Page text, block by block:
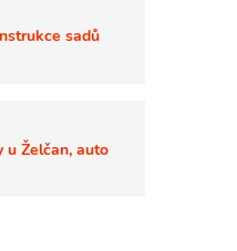
sadů
u Želčan, auto